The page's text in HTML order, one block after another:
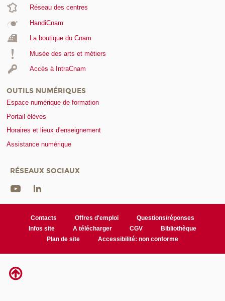
Réseau des centres
HandiCnam
La boutique du Cnam
Musée des arts et métiers
Accès à IntraCnam
OUTILS NUMÉRIQUES
Espace numérique de formation
Portail élèves
Horaires et lieux d'enseignement
Assistance numérique
RÉSEAUX SOCIAUX
Contacts Offres d'emploi
Questions/réponses
Infos site
A télécharger CGV
Bibliothèque
Plan de site
Accessibilité: non conforme